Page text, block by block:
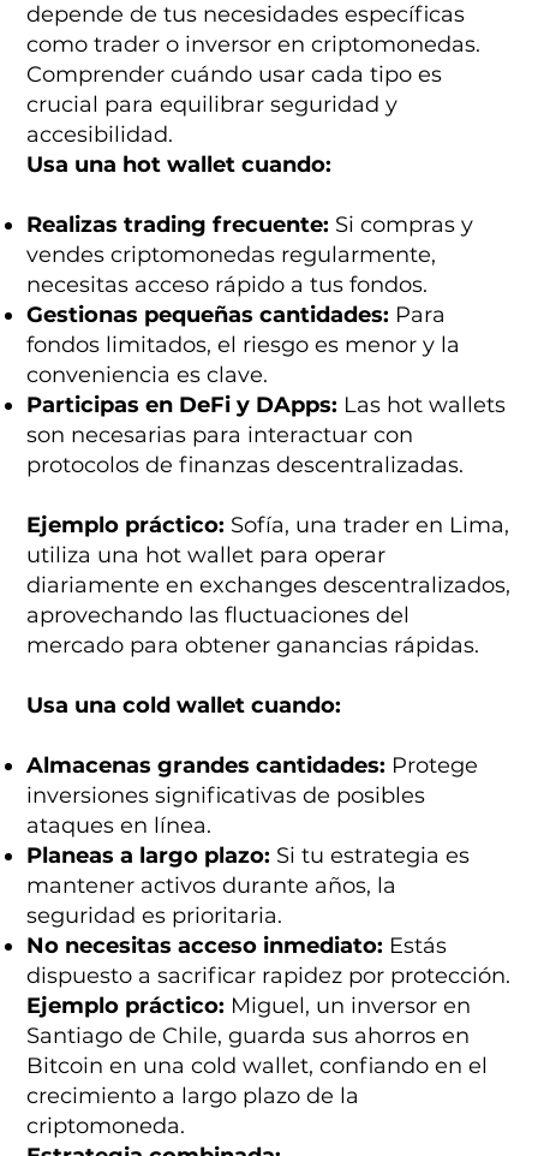
depende de tus necesidades específicas
como trader o inversor en criptomonedas.
Comprender cuándo usar cada tipo es
crucial para equilibrar seguridad y
accesibilidad.
Usa una hot wallet cuando:
Realizas trading frecuente: Si compras y
vendes criptomonedas regularmente,
necesitas acceso rápido a tus fondos.
Gestionas pequeñas cantidades: Para
fondos limitados, el riesgo es menor y la
conveniencia es clave.
Participas en DeFi y DApps: Las hot wallets
son necesarias para interactuar con
protocolos de finanzas descentralizadas.
Ejemplo práctico: Sofía, una trader en Lima,
utiliza una hot wallet para operar
diariamente en exchanges descentralizados,
aprovechando las fluctuaciones del
mercado para obtener ganancias rápidas.
Usa una cold wallet cuando:
Almacenas grandes cantidades: Protege
inversiones significativas de posibles
ataques en línea.
Planeas a largo plazo: Si tu estrategia es
mantener activos durante años, la
seguridad es prioritaria.
No necesitas acceso inmediato: Estás
dispuesto a sacrificar rapidez por protección.
Ejemplo práctico: Miguel, un inversor en
Santiago de Chile, guarda sus ahorros en
Bitcoin en una cold wallet, confiando en el
crecimiento a largo plazo de la
criptomoneda.